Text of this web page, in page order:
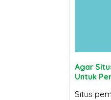
Agar
Untuk
Situs
Dampak dan
Mengapa
Berbeda? Ini